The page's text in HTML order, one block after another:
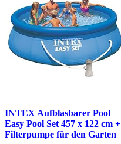
INTEX Aufblasbarer Pool
Easy Pool Set 457 x 122 cm +
Filterpumpe für den Garten